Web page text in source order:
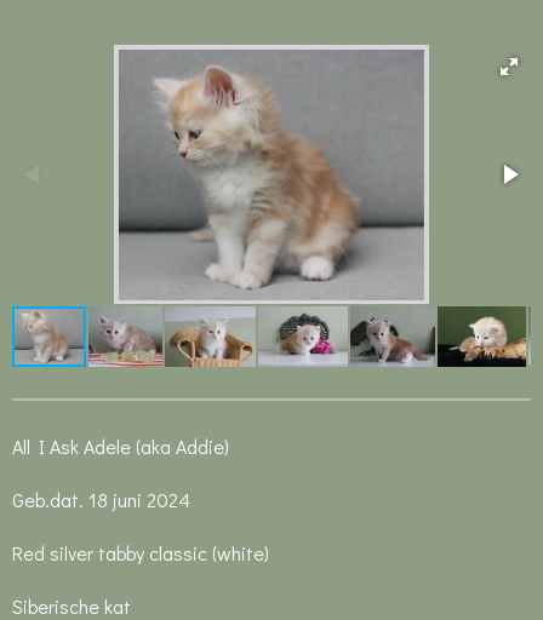
All I Ask Adele (aka Addie)
Geb.dat. 18 juni 2024
Red silver tabby classic (white)
Siberische kat